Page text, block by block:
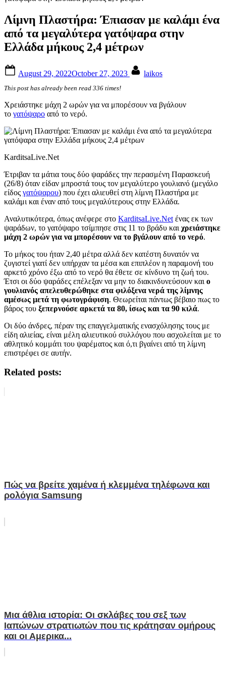
Λίμνη Πλαστήρα: Έπιασαν με καλάμι ένα
από τα μεγαλύτερα γατόψαρα στην
Ελλάδα μήκους 2,4 μέτρων
on
August 29, 2022October 27, 2023 laikos
This post has already been read 336 times!
Χρειάστηκε μάχη 2 ωρών για να μπορέσουν να βγάλουν
το γατόψαρο από το νερό.
KarditsaLive.Net
Έτριβαν τα μάτια τους δύο ψαράδες την περασμένη Παρασκευή
(26/8) όταν είδαν μπροστά τους τον μεγαλύτερο γουλιανό (μεγάλο
είδος γατόψαρου) που έχει αλιευθεί στη λίμνη Πλαστήρα με
καλάμι και έναν από τους μεγαλύτερους στην Ελλάδα.
Αναλυτικότερα, όπως ανέφερε στο KarditsaLive.Net ένας εκ των
ψαράδων, το γατόψαρο τσίμπησε στις 11 το βράδυ και χρειάστηκε
μάχη 2 ωρών για να μπορέσουν να το βγάλουν από το νερό.
Το μήκος του ήταν 2,40 μέτρα αλλά δεν κατέστη δυνατόν να
ζυγιστεί γιατί δεν υπήρχαν τα μέσα και επιπλέον η παραμονή του
αρκετό χρόνο έξω από το νερό θα έθετε σε κίνδυνο τη ζωή του.
Έτσι οι δύο ψαράδες επέλεξαν να μην το διακινδυνεύσουν και ο
γουλιανός απελευθερώθηκε στα φιλόξενα νερά της λίμνης
αμέσως μετά τη φωτογράφιση. Θεωρείται πάντως βέβαιο πως το
βάρος του ξεπερνούσε αρκετά τα 80, ίσως και τα 90 κιλά.
Οι δύο άνδρες, πέραν της επαγγελματικής ενασχόλησης τους με
είδη αλιείας, είναι μέλη αλιευτικού συλλόγου που ασχολείται με το
αθλητικό κομμάτι του ψαρέματος και ό,τι βγαίνει από τη λίμνη
επιστρέφει σε αυτήν.
Related posts:
Πώς να βρείτε χαμένα ή κλεμμένα τηλέφωνα και
ρολόγια Samsung
Μια άθλια ιστορία: Οι σκλάβες του σεξ των
Ιαπώνων στρατιωτών που τις κράτησαν ομήρους
και οι Αμερικα...